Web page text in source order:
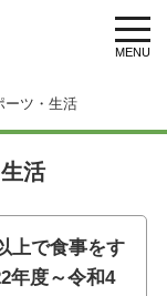
ツ・生活
活
上で食事をす
年度～令和4